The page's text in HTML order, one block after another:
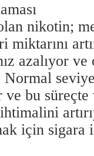
nikotin;
miktarını
azalıyor
Normal
bu
için sigara